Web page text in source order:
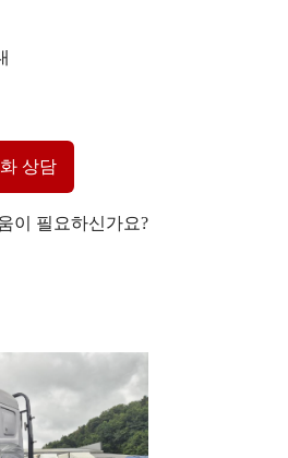
상담
이 필요하신가요?